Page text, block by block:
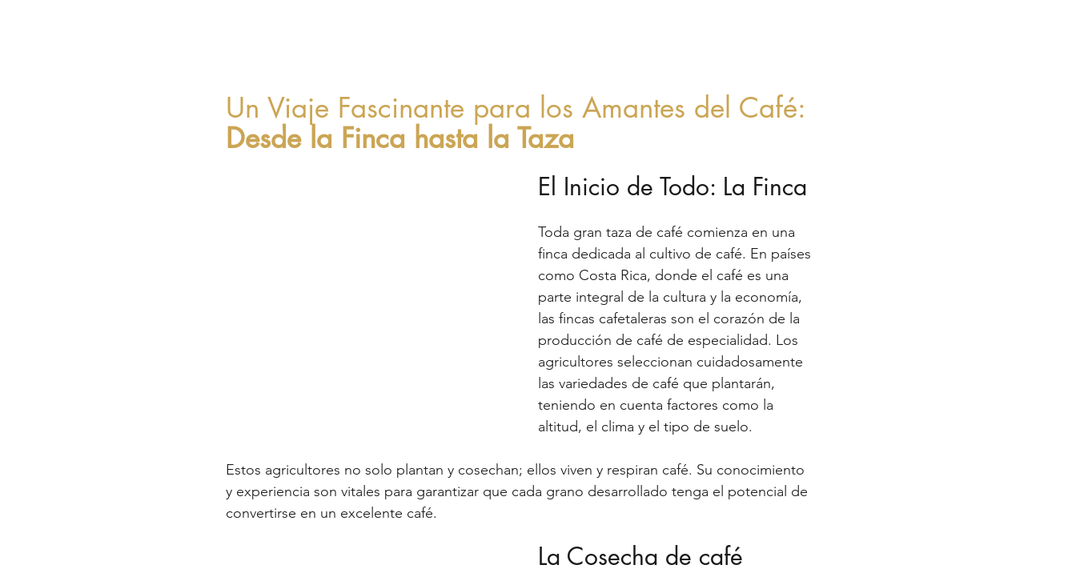
Un Viaje Fascinante para los Amantes del Café:
Desde la Finca hasta la Taza
El Inicio de Todo: La Finca
Toda gran taza de café comienza en una
finca dedicada al cultivo de café. En países
como Costa Rica, donde el café es una
parte integral de la cultura y la economía,
las fincas cafetaleras son el corazón de la
producción de café de especialidad. Los
agricultores seleccionan cuidadosamente
las variedades de café que plantarán,
teniendo en cuenta factores como la
altitud, el clima y el tipo de suelo.
Estos agricultores no solo plantan y cosechan; ellos viven y respiran café. Su conocimiento
y experiencia son vitales para garantizar que cada grano desarrollado tenga el potencial de
convertirse en un excelente café.
La Cosecha de café